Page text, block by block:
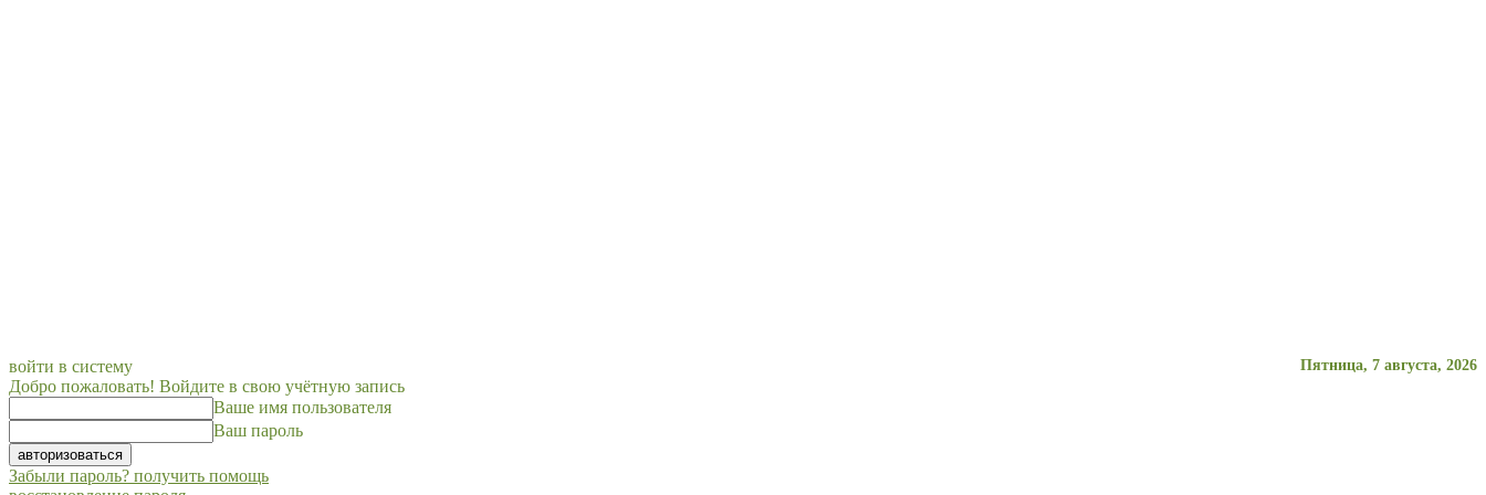
Пятница, 7 августа, 2026
войти в систему
Добро пожаловать! Войдите в свою учётную запись
Ваше имя пользователя
Ваш пароль
Забыли пароль? получить помощь